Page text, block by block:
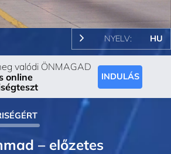
Video
NYELV: HU
valódi ÖNMAGAD
online
INDULÁS
– előzetes